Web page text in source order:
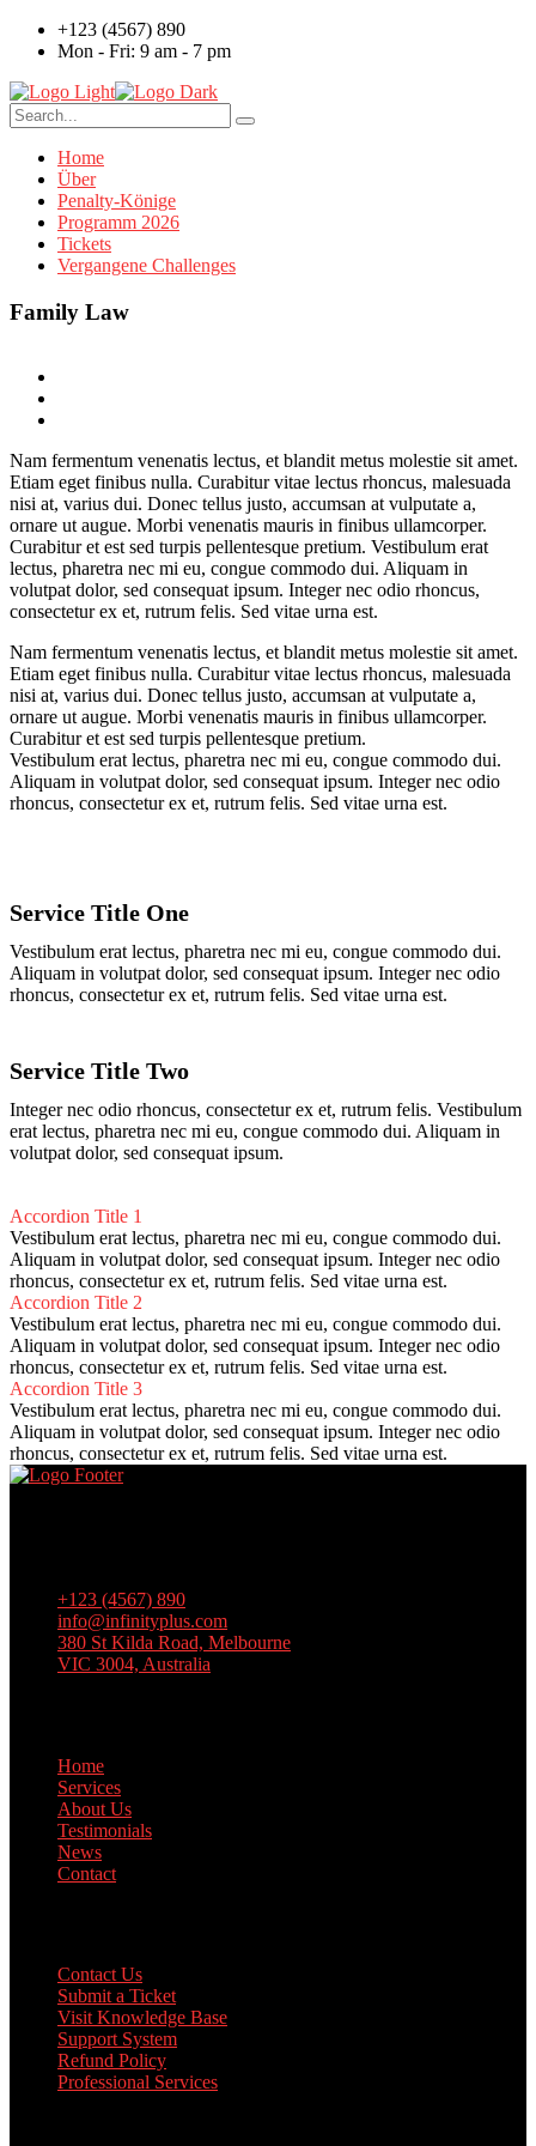
+123 (4567) 890
Mon - Fri: 9 am - 7 pm
Home
Über
Penalty-Könige
Programm 2026
Tickets
Vergangene Challenges
Family Law
Nam fermentum venenatis lectus, et blandit metus molestie sit amet.
Etiam eget finibus nulla. Curabitur vitae lectus rhoncus, malesuada
nisi at, varius dui. Donec tellus justo, accumsan at vulputate a,
ornare ut augue. Morbi venenatis mauris in finibus ullamcorper.
Curabitur et est sed turpis pellentesque pretium. Vestibulum erat
lectus, pharetra nec mi eu, congue commodo dui. Aliquam in
volutpat dolor, sed consequat ipsum. Integer nec odio rhoncus,
consectetur ex et, rutrum felis. Sed vitae urna est.
Nam fermentum venenatis lectus, et blandit metus molestie sit amet.
Etiam eget finibus nulla. Curabitur vitae lectus rhoncus, malesuada
nisi at, varius dui. Donec tellus justo, accumsan at vulputate a,
ornare ut augue. Morbi venenatis mauris in finibus ullamcorper.
Curabitur et est sed turpis pellentesque pretium.
Vestibulum erat lectus, pharetra nec mi eu, congue commodo dui.
Aliquam in volutpat dolor, sed consequat ipsum. Integer nec odio
rhoncus, consectetur ex et, rutrum felis. Sed vitae urna est.
Service Title One
Vestibulum erat lectus, pharetra nec mi eu, congue commodo dui.
Aliquam in volutpat dolor, sed consequat ipsum. Integer nec odio
rhoncus, consectetur ex et, rutrum felis. Sed vitae urna est.
Service Title Two
Integer nec odio rhoncus, consectetur ex et, rutrum felis. Vestibulum
erat lectus, pharetra nec mi eu, congue commodo dui. Aliquam in
volutpat dolor, sed consequat ipsum.
Accordion Title 1
Vestibulum erat lectus, pharetra nec mi eu, congue commodo dui.
Aliquam in volutpat dolor, sed consequat ipsum. Integer nec odio
rhoncus, consectetur ex et, rutrum felis. Sed vitae urna est.
Accordion Title 2
Vestibulum erat lectus, pharetra nec mi eu, congue commodo dui.
Aliquam in volutpat dolor, sed consequat ipsum. Integer nec odio
rhoncus, consectetur ex et, rutrum felis. Sed vitae urna est.
Accordion Title 3
Vestibulum erat lectus, pharetra nec mi eu, congue commodo dui.
Aliquam in volutpat dolor, sed consequat ipsum. Integer nec odio
rhoncus, consectetur ex et, rutrum felis. Sed vitae urna est.
+123 (4567) 890
info@infinityplus.com
380 St Kilda Road, Melbourne
VIC 3004, Australia
Home
Services
About Us
Testimonials
News
Contact
Contact Us
Submit a Ticket
Visit Knowledge Base
Support System
Refund Policy
Professional Services